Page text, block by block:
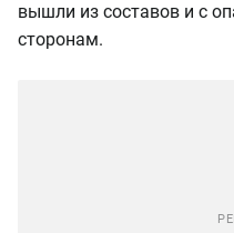
вышли из составов и с
сторонам.